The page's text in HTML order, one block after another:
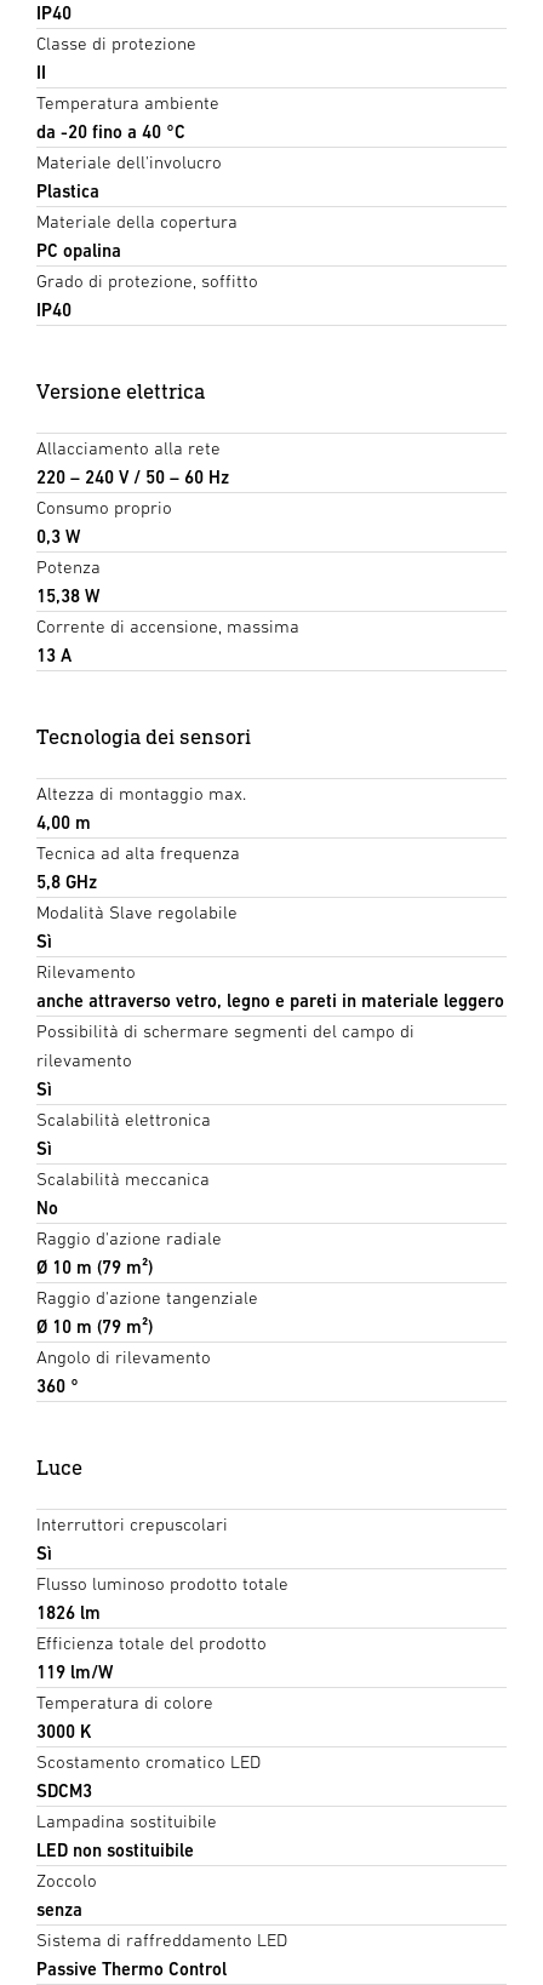
IP40
Classe di protezione
II
Temperatura ambiente
da -20 fino a 40 °C
Materiale dell'involucro
Plastica
Materiale della copertura
PC opalina
Grado di protezione, soffitto
IP40
Versione elettrica
Allacciamento alla rete
220 – 240 V / 50 – 60 Hz
Consumo proprio
0,3 W
Potenza
15,38 W
Corrente di accensione, massima
13 A
Tecnologia dei sensori
Altezza di montaggio max.
4,00 m
Tecnica ad alta frequenza
5,8 GHz
Modalità Slave regolabile
Sì
Rilevamento
anche attraverso vetro, legno e pareti in materiale leggero
Possibilità di schermare segmenti del campo di
rilevamento
Sì
Scalabilità elettronica
Sì
Scalabilità meccanica
No
Raggio d'azione radiale
Ø 10 m (79 m²)
Raggio d'azione tangenziale
Ø 10 m (79 m²)
Angolo di rilevamento
360 °
Luce
Interruttori crepuscolari
Sì
Flusso luminoso prodotto totale
1826 lm
Efficienza totale del prodotto
119 lm/W
Temperatura di colore
3000 K
Scostamento cromatico LED
SDCM3
Lampadina sostituibile
LED non sostituibile
Zoccolo
senza
Sistema di raffreddamento LED
Passive Thermo Control